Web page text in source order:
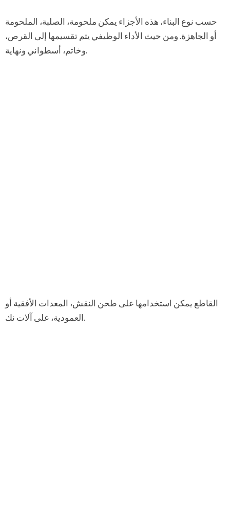
حسب نوع البناء، هذه الأجزاء يمكن ملحومة، الصلبة، الملحومة
أو الجاهزة. ومن حيث الأداء الوظيفي يتم تقسيمها إلى القرص،
وخاتم، أسطواني ونهاية.
القاطع يمكن استخدامها على طحن النقش، المعدات الأفقية أو
العمودية، على آلات نك.